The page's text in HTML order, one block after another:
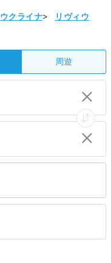
ウクライナ>
リヴィウ
周遊